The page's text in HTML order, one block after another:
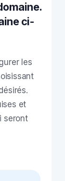
ci-
les
et
seront